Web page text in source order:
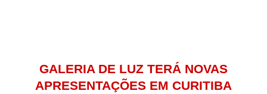
GALERIA DE LUZ TERÁ NOVAS
APRESENTAÇÕES EM CURITIBA